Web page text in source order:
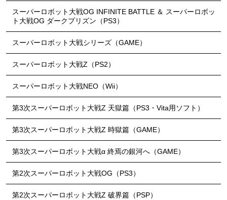
スーパーロボット大戦OG INFINITE BATTLE ＆ スーパーロボッ
ト大戦OG ダークプリズン（PS3）
スーパーロボット大戦シリーズ（GAME）
スーパーロボット大戦Z（PS2）
スーパーロボット大戦NEO（Wii）
第3次スーパーロボット大戦Z 天獄篇（PS3・Vita用ソフト）
第3次スーパーロボット大戦Z 時獄篇（GAME）
第3次スーパーロボット大戦α 終焉の銀河へ（GAME）
第2次スーパーロボット大戦OG（PS3）
第2次スーパーロボット大戦Z 破界篇（PSP）